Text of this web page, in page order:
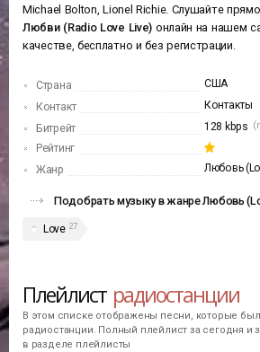
Michael Bolton, Lionel Richie. Слушайте
Любви (Radio Love Live) онлайн на нашем
качестве, бесплатно и без регистрации.
Страна
США
Контакт
Контакты
Битрейт
128 kbps
Рейтинг
Жанр
Любовь
Подобрать музыку в жанре Любовь
Love 27
Плейлист радиостанции
В этом списке отображены песни, которые
радиостанции. Полный плейлист за сегодня и
в разделе плейлисты